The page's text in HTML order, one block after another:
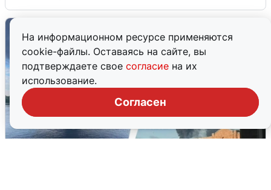
На информационном ресурсе применяются
cookie-файлы. Оставаясь на сайте, вы
подтверждаете свое согласие на их
использование.
Согласен